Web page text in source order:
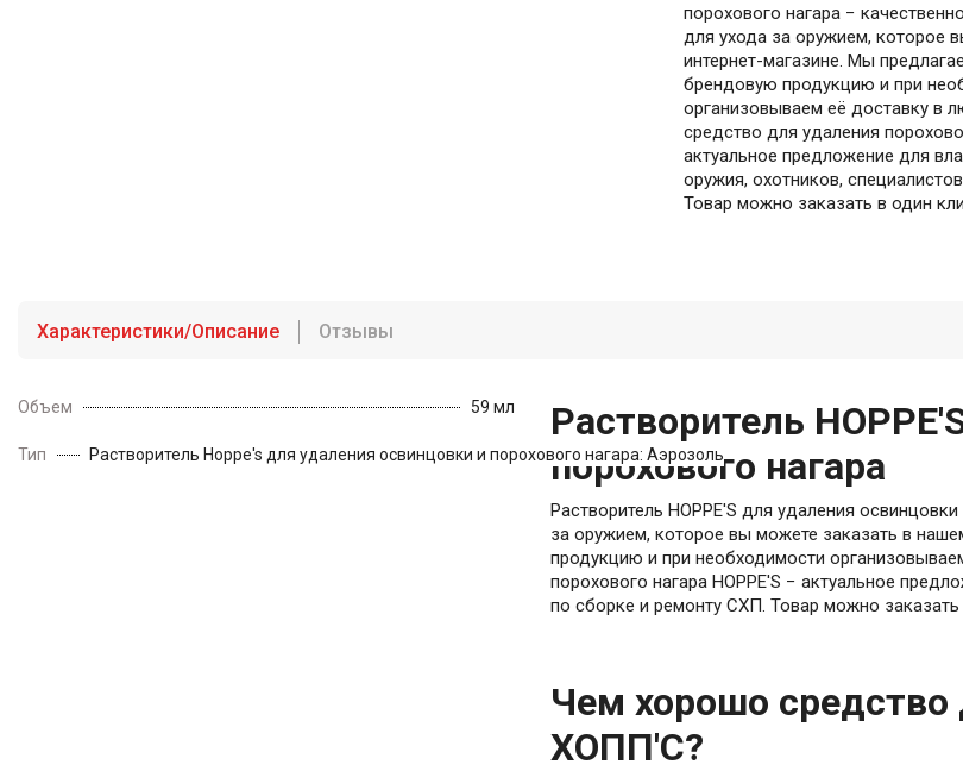
порохового нагара −
для ухода за оружием, которое
интернет-магазине. Мы
брендовую продукцию и при
организовываем её доставку в
средство для удаления
актуальное предложение для
оружия, охотников,
Товар можно заказать в один
Характеристики/Описание Отзывы
Объем 59 мл
Тип Растворитель Hoppe's для удаления освинцовки и порохового нагара: Аэрозоль
Растворитель
порохового нагара
Растворитель HOPPE'S для удаления
за оружием, которое вы можете заказать в
продукцию и при необходимости
порохового нагара HOPPE'S − актуальное
по сборке и ремонту СХП. Товар можно заказать
Чем хорошо средство
ХОПП'С?